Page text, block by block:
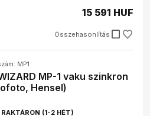
Összehasonlítás check_box_outline_blank
15 591 HUF
MP1
MP-1 vaku szinkron
Hensel)
RAKTÁRON (1-2 HÉT)